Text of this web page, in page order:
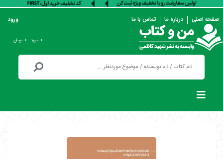
صفحه اصلی درباره ما تماس با ما ورود
۰ مورد - ۰ تومان